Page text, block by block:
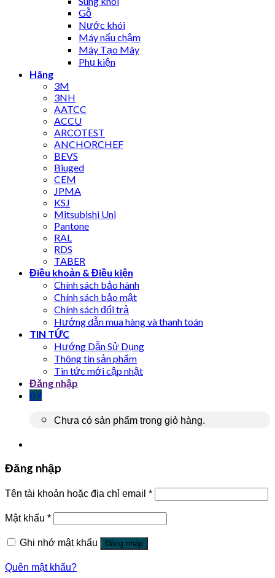
Gỗ
Nước khói
Máy nấu chậm
Máy Tạo Mây
Phụ kiện
Hãng
3M
3NH
AATCC
ACCU
ARCOTEST
ANCHORCHEF
BEVS
Biuged
CEM
JPMA
KSJ
Mitsubishi Uni
Pantone
RAL
RDS
TABER
Điều khoản & Điều kiện
Chính sách bảo hành
Chính sách bảo mật
Chính sách đổi trả
Hướng dẫn mua hàng và thanh toán
TIN TỨC
Hướng Dẫn Sử Dụng
Thông tin sản phẩm
Tin tức mới cập nhật
Đăng nhập
0 ₫
Chưa có sản phẩm trong giỏ hàng.
Đăng nhập
Tên tài khoản hoặc địa chỉ email *
Mật khẩu *
Ghi nhớ mật khẩu Đăng nhập
Quên mật khẩu?